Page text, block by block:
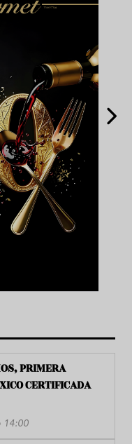
PRIMERA
CERTIFICADA
14:00